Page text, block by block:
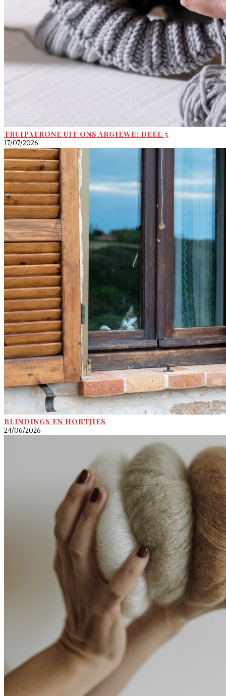
TRUIPATRONE UIT ONS ARGIEWE: DEEL 5
17/07/2026
BLINDINGS EN HORTJIES
24/06/2026